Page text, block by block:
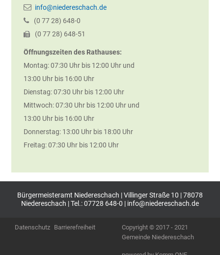
info@niedereschach.de
(0 7728) 648-0
(0 7728) 648-51
Öffnungszeiten des Rathauses:
Montag: 07:30 Uhr bis 12:00 Uhr und
13:00 Uhr bis 16:00 Uhr
Dienstag: 07:30 Uhr bis 12:00 Uhr
Mittwoch: 07:30 Uhr bis 12:00 Uhr und
13:00 Uhr bis 16:00 Uhr
Donnerstag: 13:00 Uhr bis 18:00 Uhr
Freitag: 07:30 Uhr bis 12:00 Uhr
Bürgermeisteramt Niedereschach | Villinger Straße 10 | 78078
Niedereschach | Tel.: 07728 648-0 | info@niedereschach.de
Datenschutz Barrierefreiheit
Copyright © 2017 - 2021
Gemeinde Niedereschach